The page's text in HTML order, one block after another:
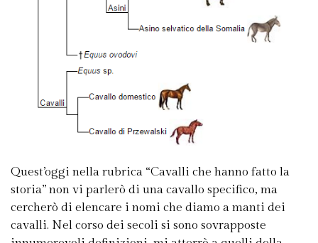
Quest’oggi nella rubrica “Cavalli che hanno fatto la
storia” non vi parlerò di una cavallo specifico, ma
cercherò di elencare i nomi che diamo a manti dei
cavalli. Nel corso dei secoli si sono sovrapposte